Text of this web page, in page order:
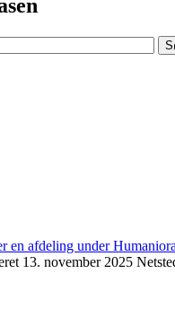
13. november 2025